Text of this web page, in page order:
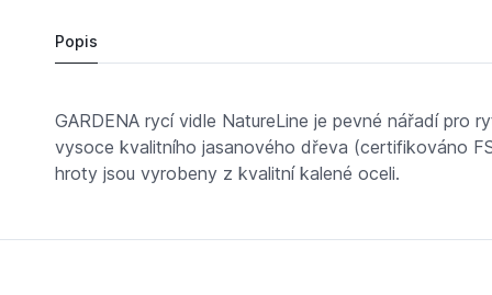
Popis
GARDENA rycí vidle NatureLine je pevné nářadí pro
vysoce kvalitního jasanového dřeva (certifikováno
hroty jsou vyrobeny z kvalitní kalené oceli.